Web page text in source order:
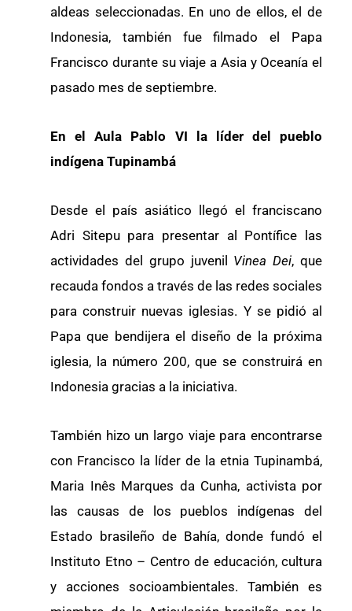
aldeas seleccionadas. En uno de ellos, el de
Indonesia, también fue filmado el Papa
Francisco durante su viaje a Asia y Oceanía el
pasado mes de septiembre.
En el Aula Pablo VI la líder del pueblo
indígena Tupinambá
Desde el país asiático llegó el franciscano
Adri Sitepu para presentar al Pontífice las
actividades del grupo juvenil Vinea Dei, que
recauda fondos a través de las redes sociales
para construir nuevas iglesias. Y se pidió al
Papa que bendijera el diseño de la próxima
iglesia, la número 200, que se construirá en
Indonesia gracias a la iniciativa.
También hizo un largo viaje para encontrarse
con Francisco la líder de la etnia Tupinambá,
Maria Inês Marques da Cunha, activista por
las causas de los pueblos indígenas del
Estado brasileño de Bahía, donde fundó el
Instituto Etno – Centro de educación, cultura
y acciones socioambientales. También es